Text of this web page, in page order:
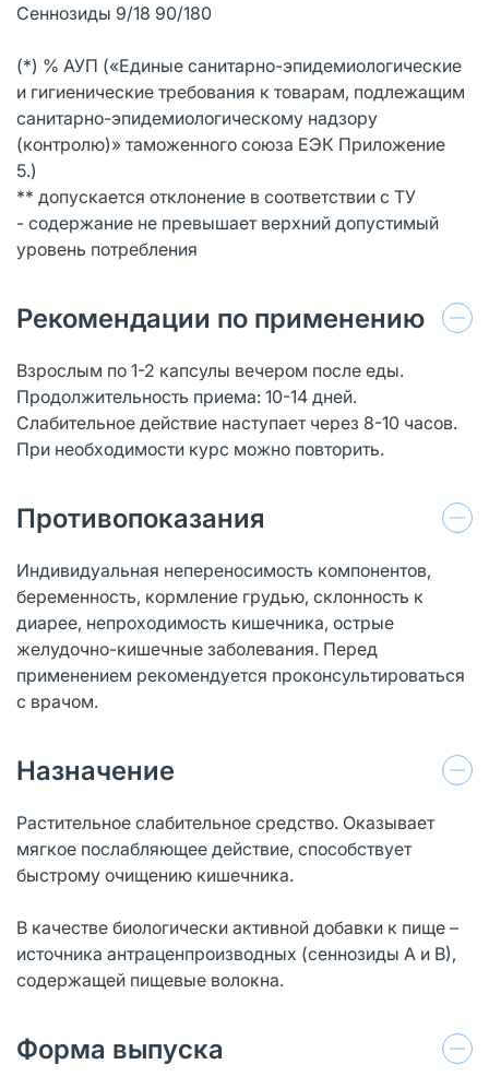
Сеннозиды 9/18 90/180
(*) % АУП («Единые санитарно-эпидемиологические
и гигиенические требования к товарам, подлежащим
санитарно-эпидемиологическому надзору
(контролю)» таможенного союза ЕЭК Приложение
5.)
** допускается отклонение в соответствии с ТУ
- содержание не превышает верхний допустимый
уровень потребления
Рекомендации по применению
Взрослым по 1-2 капсулы вечером после еды.
Продолжительность приема: 10-14 дней.
Слабительное действие наступает через 8-10 часов.
При необходимости курс можно повторить.
Противопоказания
Индивидуальная непереносимость компонентов,
беременность, кормление грудью, склонность к
диарее, непроходимость кишечника, острые
желудочно-кишечные заболевания. Перед
применением рекомендуется проконсультироваться
с врачом.
Назначение
Растительное слабительное средство. Оказывает
мягкое послабляющее действие, способствует
быстрому очищению кишечника.
В качестве биологически активной добавки к пище –
источника антраценпроизводных (сеннозиды А и В),
содержащей пищевые волокна.
Форма выпуска